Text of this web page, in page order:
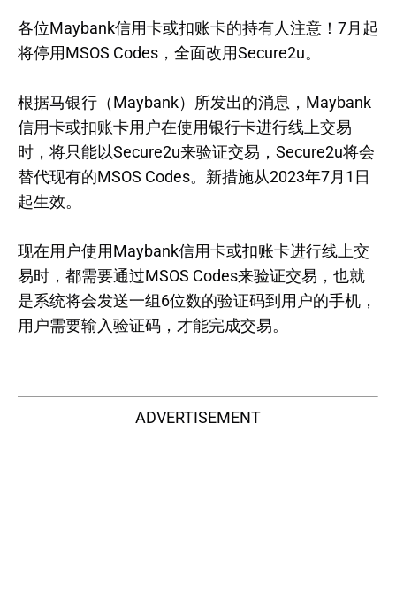
各位Maybank信用卡或扣账卡的持有人注意！7月起
将停用MSOS Codes，全面改用Secure2u。
根据马银行（Maybank）所发出的消息，Maybank
信用卡或扣账卡用户在使用银行卡进行线上交易
时，将只能以Secure2u来验证交易，Secure2u将会
替代现有的MSOS Codes。新措施从2023年7月1日
起生效。
现在用户使用Maybank信用卡或扣账卡进行线上交
易时，都需要通过MSOS Codes来验证交易，也就
是系统将会发送一组6位数的验证码到用户的手机，
用户需要输入验证码，才能完成交易。
ADVERTISEMENT